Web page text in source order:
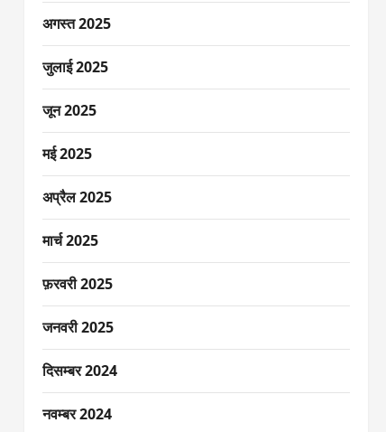
अगस्त 2025
जुलाई 2025
जून 2025
मई 2025
अप्रैल 2025
मार्च 2025
फ़रवरी 2025
जनवरी 2025
दिसम्बर 2024
नवम्बर 2024